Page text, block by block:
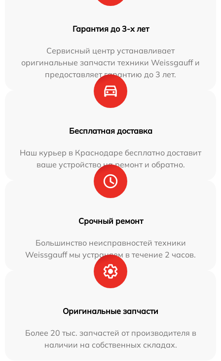
Гарантия до 3-х лет
Сервисный центр устанавливает
оригинальные запчасти техники Weissgauff и
предоставляет гарантию до 3 лет.
Бесплатная доставка
Наш курьер в Краснодаре бесплатно доставит
ваше устройство на ремонт и обратно.
Срочный ремонт
Большинство неисправностей техники
Weissgauff мы устраняем в течение 2 часов.
Оригинальные запчасти
Более 20 тыс. запчастей от производителя в
наличии на собственных складах.